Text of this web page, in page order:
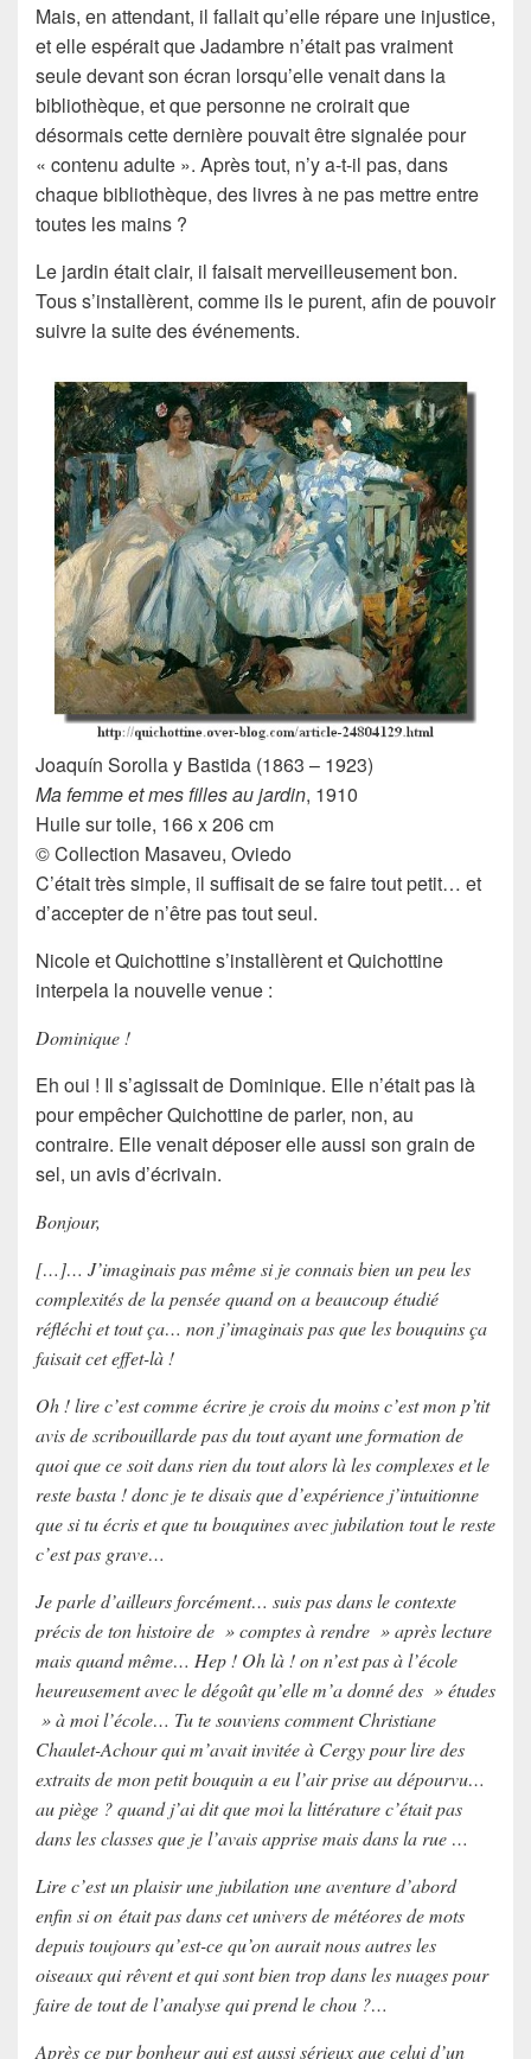
Mais, en attendant, il fallait qu’elle répare une injustice,
et elle espérait queJadambre n’était pas vraiment
seule devant son écran lorsqu’elle venait dans la
bibliothèque, et que personne ne croirait que
désormais cette dernière pouvait être signalée pour
« contenu adulte ». Après tout, n’y a-t-il pas, dans
chaque bibliothèque, des livres à ne pas mettre entre
toutes les mains ?
Le jardin était clair, il faisait merveilleusement bon.
Tous s’installèrent, comme ils le purent, afin de pouvoir
suivre la suite des événements.
Joaquín Sorolla y Bastida (1863 – 1923)
Ma femme et mes filles au jardin, 1910
Huile sur toile, 166 x 206 cm
© Collection Masaveu, Oviedo
C’était très simple, il suffisait de se faire tout petit… et
d’accepter de n’être pas tout seul.
NicoleetQuichottines’installèrent et Quichottine
interpela la nouvelle venue :
Dominique !
Eh oui ! Il s’agissait de Dominique. Elle n’était pas là
pour empêcher Quichottine de parler, non, au
contraire. Elle venait déposer elle aussi son grain de
sel, un avis d’écrivain.
Bonjour,
[…]… J’imaginais pas même si je connais bien un peu les
complexités de la pensée quand on a beaucoup étudié
réfléchi et tout ça… non j’imaginais pas que les bouquins ça
faisait cet effet-là !
Oh ! lire c’est comme écrire je crois du moins c’est mon p’tit
avis de scribouillarde pas du tout ayant une formation de
quoi que ce soit dans rien du tout alors là les complexes et le
reste basta ! donc je te disais que d’expérience j’intuitionne
que si tu écris et que tu bouquines avec jubilation tout le reste
c’est pas grave…
Je parle d’ailleurs forcément… suis pas dans le contexte
précis de ton histoire de » comptes à rendre » après lecture
mais quand même… Hep ! Oh là ! on n’est pas à l’école
heureusement avec le dégoût qu’elle m’a donné des » études
» à moi l’école… Tu te souviens comment Christiane
Chaulet-Achour qui m’avait invitée à Cergy pour lire des
extraits de mon petit bouquin a eu l’air prise au dépourvu…
au piège ? quand j’ai dit que moi la littérature c’était pas
dans les classes que je l’avais apprise mais dans la rue …
Lire c’est un plaisir une jubilation une aventure d’abord
enfin si on était pas dans cet univers de météores de mots
depuis toujours qu’est-ce qu’on aurait nous autres les
oiseaux qui rêvent et qui sont bien trop dans les nuages pour
faire de tout de l’analyse qui prend le chou ?…
Après ce pur bonheur qui est aussi sérieux que celui d’un